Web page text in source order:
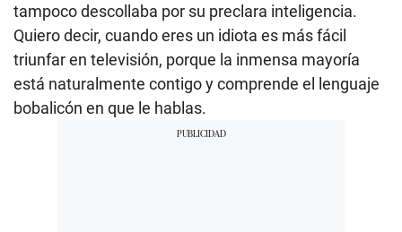
tampoco descollaba por su preclara inteligencia.
Quiero decir, cuando eres un idiota es más fácil
triunfar en televisión, porque la inmensa mayoría
está naturalmente contigo y comprende el lenguaje
bobalicón en que le hablas.